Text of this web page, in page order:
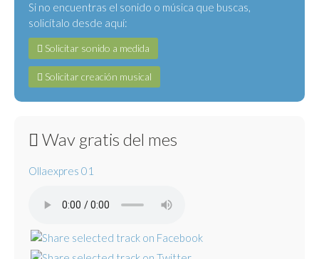
Si no encuentras el sonido o música que buscas,
solicítalo desde aquí:
Solicitar sonido a medida
Solicitar creación musical
Wav gratis del mes
Ollaexpres 01